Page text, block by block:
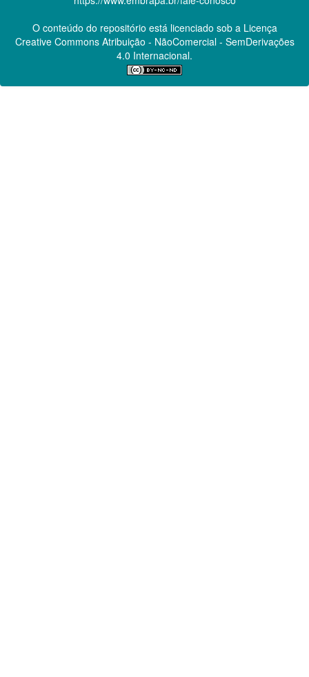
O conteúdo do repositório está licenciado sob a Licença
Creative CommonsAtribuição - NãoComercial - SemDerivações
4.0 Internacional.